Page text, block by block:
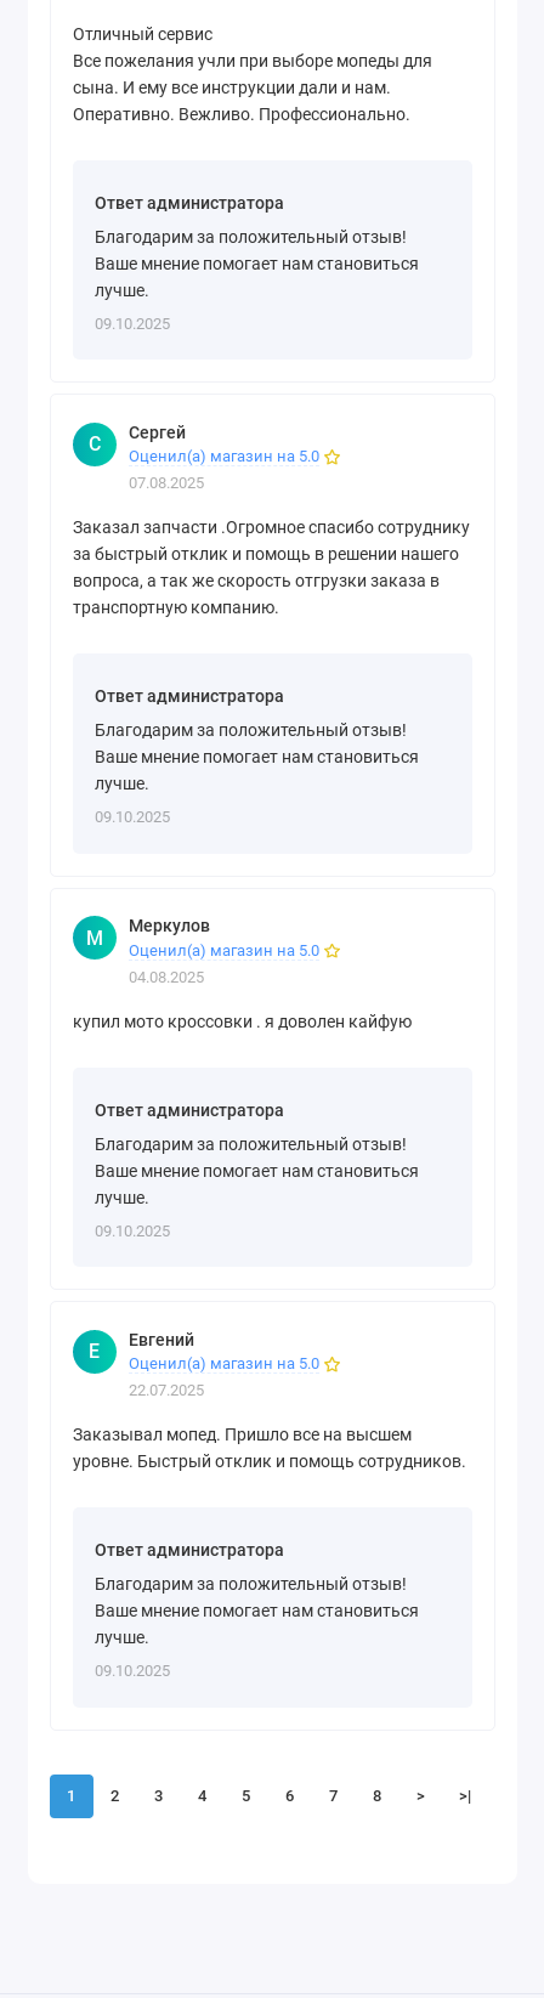
Отличный сервис
Все пожелания учли при выборе мопеды для
сына. И ему все инструкции дали и нам.
Оперативно. Вежливо. Профессионально.
Ответ администратора
Благодарим за положительный отзыв!
Ваше мнение помогает нам становиться
лучше.
09.10.2025
С Сергей
Оценил(а) магазин на 5.0
07.08.2025
Заказал запчасти .Огромное спасибо сотруднику
за быстрый отклик и помощь в решении нашего
вопроса, а так же скорость отгрузки заказа в
транспортную компанию.
Ответ администратора
Благодарим за положительный отзыв!
Ваше мнение помогает нам становиться
лучше.
09.10.2025
М Меркулов
Оценил(а) магазин на 5.0
04.08.2025
купил мото кроссовки . я доволен кайфую
Ответ администратора
Благодарим за положительный отзыв!
Ваше мнение помогает нам становиться
лучше.
09.10.2025
Е Евгений
Оценил(а) магазин на 5.0
22.07.2025
Заказывал мопед. Пришло все на высшем
уровне. Быстрый отклик и помощь сотрудников.
Ответ администратора
Благодарим за положительный отзыв!
Ваше мнение помогает нам становиться
лучше.
09.10.2025
1 2 3 4 5 6 7 8 > >|